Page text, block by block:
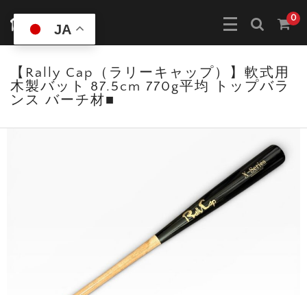
0
【Rally Cap（ラリーキャップ）】軟式用
木製バット 87.5cm 770g平均 トップバラ
ンス バーチ材■
JA